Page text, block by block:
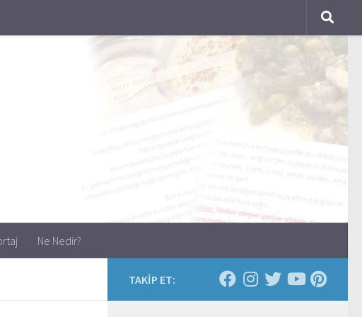
Ne Nedir?
TAKİP ET: